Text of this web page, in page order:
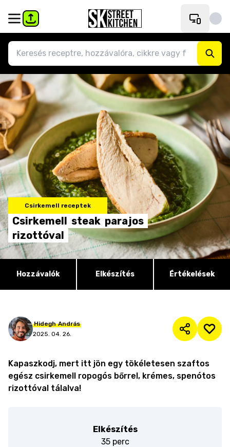
Csirkemell receptek
Csirkemell steak parajos
rizottóval
Hozzávalók Elkészítés Értékelések
Hidegh András
2025. 04. 26.
Kapaszkodj, mert itt jön egy tökéletesen szaftos
egész csirkemell ropogós bőrrel, krémes, spenótos
rizottóval tálalva!
Elkészítés
35 perc